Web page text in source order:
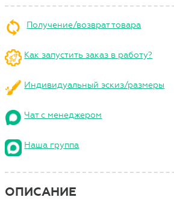
Получение/возврат товара
Как запустить заказ в работу?
Индивидуальный эскиз/размеры
Чат с менеджером
Наша группа
ОПИСАНИЕ